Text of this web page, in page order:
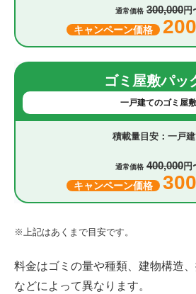
通常価格 300,000円
キャンペーン価格
ゴミ屋敷パッ
一戸建てのゴミ屋敷
一戸
通常価格 400,000円
キャンペーン価格
※上記はあくまで目安です。
料金はゴミの量や種類、建物構造
などによって異なります。